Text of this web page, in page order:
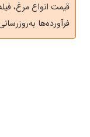
قیمت انواع مرغ،
فرآورده‌ها